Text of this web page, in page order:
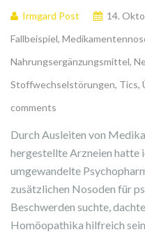
Irmgard Post 14.
Fallbeispiel,
Nahrungsergänzungsmittel,
Stoffwechselstörungen, Tics,
comments
Durch Ausleiten von
hergestellte Arzneien hatte
umgewandelte
zusätzlichen Nosoden für
Beschwerden suchte,
Homöopathika hilfreich